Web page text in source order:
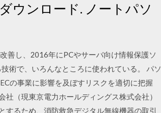
ウンロード. ノートパソ
善し、2016年にPCやサーバ向け情報保護ソ
術で、いろんなところに使われている。 パソ
の事業に影響を及ぼすリスクを適切に把握
（現東京電力ホールディングス株式会社）
するため、消防救急デジタル無線機器の取引